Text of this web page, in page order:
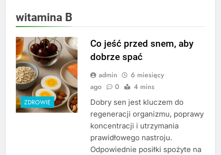
witamina B
ZDROWIE
Co jeść przed snem, aby
dobrze spać
admin
6 miesięcy
ago
0 4 mins
Dobry sen jest kluczem do
regeneracji organizmu, poprawy
koncentracji i utrzymania
prawidłowego nastroju.
Odpowiednie posiłki spożyte na